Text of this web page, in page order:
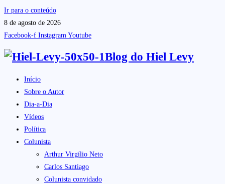
Ir para o conteúdo
8 de agosto de 2026
Facebook-f Instagram Youtube
Blog do Hiel Levy
Início
Sobre o Autor
Dia-a-Dia
Vídeos
Política
Colunista
Arthur Virgílio Neto
Carlos Santiago
Colunista convidado